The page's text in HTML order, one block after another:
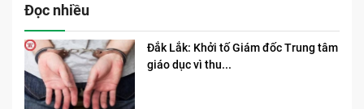
Đọc nhiều
Đắk Lắk: Khởi tố Giám đốc Trung tâm
giáo dục vì thu...